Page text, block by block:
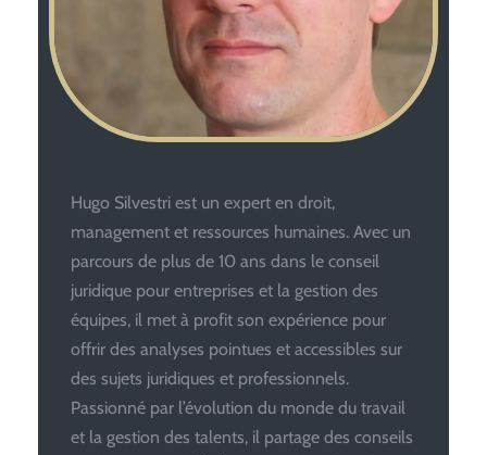
Hugo Silvestri est un expert en droit,
management et ressources humaines. Avec un
parcours de plus de 10 ans dans le conseil
juridique pour entreprises et la gestion des
équipes, il met à profit son expérience pour
offrir des analyses pointues et accessibles sur
des sujets juridiques et professionnels.
Passionné par l’évolution du monde du travail
et la gestion des talents, il partage des conseils